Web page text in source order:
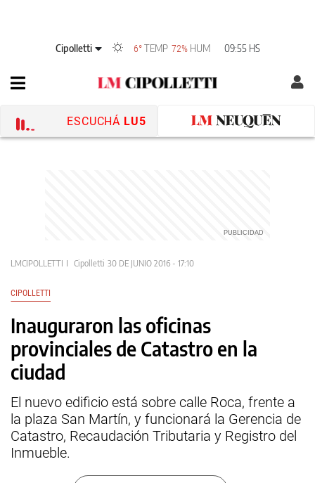
Cipolletti 6° TEMP 72% HUM 09:55 HS
ESCUCHÁ LU5
LMCIPOLLETTI Cipolletti 30 DE JUNIO 2016 - 17:10
CIPOLLETTI
Inauguraron las oficinas
provinciales de Catastro en la
ciudad
El nuevo edificio está sobre calle Roca, frente a
la plaza San Martín, y funcionará la Gerencia de
Catastro, Recaudación Tributaria y Registro del
Inmueble.